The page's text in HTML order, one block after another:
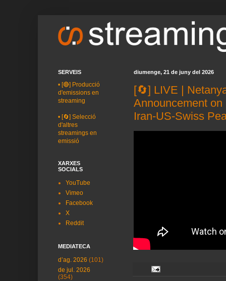
diumenge, 21 de juny del 2026
[🔄] LIVE |
Announcement
Iran-US-Swiss
SERVEIS
• [🔴] Producció
d'emissions en
streaming
• [🔄] Selecció
d'altres
streamings en
emissió
XARXES
SOCIALS
YouTube
Vimeo
Facebook
X
Reddit
MEDIATECA
d’ag. 2026 (101)
de jul. 2026
(354)